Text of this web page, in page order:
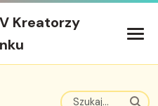
Kreatorzy